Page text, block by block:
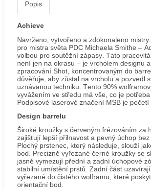
Popis
Achieve
Navrženo, vytvořeno a zdokonaleno
pro mistra světa PDC Michaela Smithe –
volbou pro soutěžní zápasy. Tato
není jen na okrasu – je vrcholem designu
zpracování Shot, koncentrovaným do
důvěřuje, aby zůstal na vrcholu a pozvedl
uznávanou techniku. Tento 90%
vyvážením ve středu má vše, co je potřeba
Podpisové laserové značení MSB je pečetí
Design barrelu
Široké kroužky s červeným frézováním za
zajišťují lepší přilnavost a pevný úchop bez
Plochý prstenec, který následuje, slouží
bod. Precizně vyřezané černé kroužky se
jasně vymezují přední a zadní úchopové
stabilní umístění prstů. Zadní část
vyřezané do čistého wolframu, které
orientační bod.